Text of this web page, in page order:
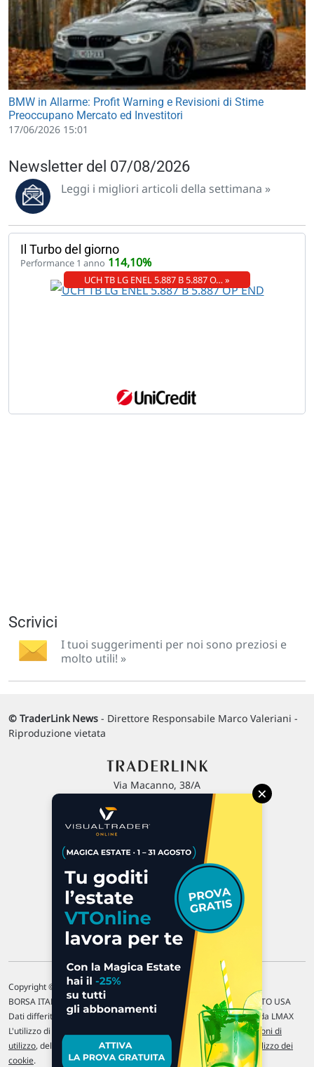
BMW in Allarme: Profit Warning e Revisioni di Stime
Preoccupano Mercato ed Investitori
17/06/2026 15:01
Newsletter del 07/08/2026
Leggi i migliori articoli della settimana »
Il Turbo del giorno
Performance 1 anno 114,10%
UCH TB LG ENEL 5.887 B 5.887 O… »
Scrivici
I tuoi suggerimenti per noi sono preziosi e
molto utili! »
© TraderLink News - Direttore Responsabile Marco Valeriani -
Riproduzione vietata
Via Macanno, 38/A
P.IVA 02 452 460 401
Chi siamo
Commenti e segnalazioni
Contattaci
Copyright © 1996-2026 Traderlink Italia s.r.l.
BORSA ITALIANA Quotazioni di borsa differite di 15 min. / MERCATO USA
Dati differiti di 15 min. (fonte Intrinio) / FOREX Quotazioni fornite da LMAX
L'utilizzo di questo sito implica l'accettazione delle nostre Condizioni di
utilizzo, del Disclaimer MAR, delle Politiche sulla privacye dell' Utilizzo dei
cookie.
×